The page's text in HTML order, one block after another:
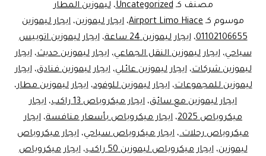
المطار
/
Airport
Limo
VIP
Service
&
ايجار
مصنف كـUncategorized،ليموزين المطار
موسوم كـ Airport Limo Hiace، ايجار ليموزين، ايجار ليموزين
01102106655،ايجار ليموزين 24 ساعة ،ايجار ليموزين اتوبيس
سياحي،ايجار ليموزين النقل الجماعي،ايجار ليموزين حديث،ايجار
ليموزين شركات،ايجار ليموزين عائلي،ايجار ليموزين فنادق،ايجار
ليموزين للمجموعات،ايجار ليموزين للوفود،ايجار ليموزين مطار،
ايجار ليموزين مع سائق، ايجار ميكروباص 13 راكب ، ايجار
ميكروباص 2025
، ايجار ميكروباص بأسعار منافسة، ايجار
ميكروباص رحلات.، ايجار ميكروباص سياحي، ايجار ميكروباص
ليموزين،ايجار ميكروباص ليموزين 50 راكب ،ايجار ميكروباص